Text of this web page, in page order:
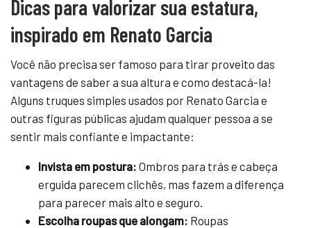
Dicas para valorizar sua estatura,
inspirado em Renato Garcia
Você não precisa ser famoso para tirar proveito das
vantagens de saber a sua altura e como destacá-la!
Alguns truques simples usados por Renato Garcia e
outras figuras públicas ajudam qualquer pessoa a se
sentir mais confiante e impactante:
Invista em postura: Ombros para trás e cabeça
erguida parecem clichês, mas fazem a diferença
para parecer mais alto e seguro.
Escolha roupas que alongam: Roupas